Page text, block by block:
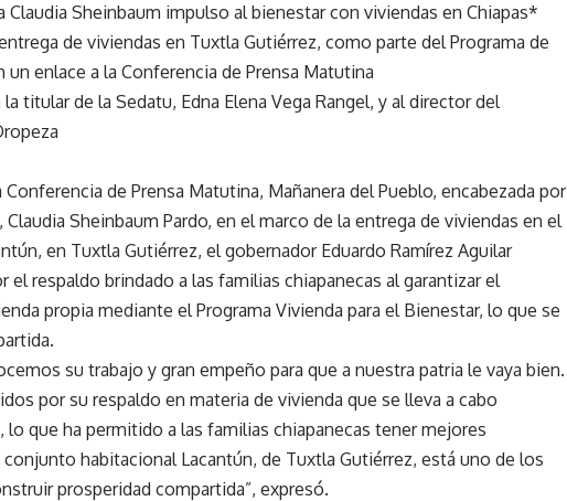
Claudia Sheinbaum impulso al bienestar con viviendas en Chiapas*
de viviendas en Tuxtla Gutiérrez, como parte del Programa de
un enlace a la Conferencia de Prensa Matutina
titular de la Sedatu, Edna Elena Vega Rangel, y al director del
de Prensa Matutina, Mañanera del Pueblo, encabezada por
Sheinbaum Pardo, en el marco de la entrega de viviendas en el
en Tuxtla Gutiérrez, el gobernador Eduardo Ramírez Aguilar
respaldo brindado a las familias chiapanecas al garantizar el
propia mediante el Programa Vivienda para el Bienestar, lo que se
su trabajo y gran empeño para que a nuestra patria le vaya bien.
por su respaldo en materia de vivienda que se lleva a cabo
que ha permitido a las familias chiapanecas tener mejores
habitacional Lacantún, de Tuxtla Gutiérrez, está uno de los
prosperidad compartida”, expresó.